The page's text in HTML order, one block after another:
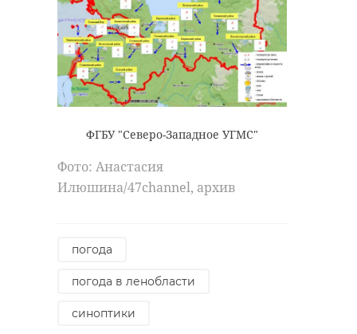
ФГБУ "Северо-Западное УГМС"
Фото: Анастасия
Илюшина/47channel, архив
погода
погода в ленобласти
синоптики